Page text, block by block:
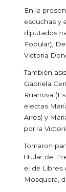
En la
escuchas y
diputados
Popular),
Victoria
También
Gabriela
Ruanova
electas
Aires) y
por la
Tomaron
titular del
el de Libres
Mosquera,